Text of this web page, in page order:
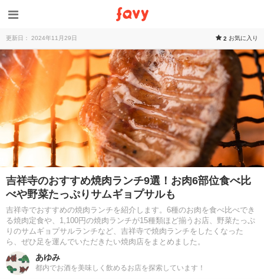
更新日： 2024年11月29日 2 お気に入り
吉祥寺のおすすめ焼肉ランチ9選！お肉6部位食べ比
べや野菜たっぷりサムギョプサルも
吉祥寺でおすすめの焼肉ランチを紹介します。6種のお肉を食べ比べでき
る焼肉定食や、1,100円の焼肉ランチが15種類ほど揃うお店、野菜たっぷ
りのサムギョプサルランチなど、吉祥寺で焼肉ランチをしたくなった
ら、ぜひ足を運んでいただきたい焼肉店をまとめました。
あゆみ
都内でお酒を美味しく飲めるお店を探索しています！